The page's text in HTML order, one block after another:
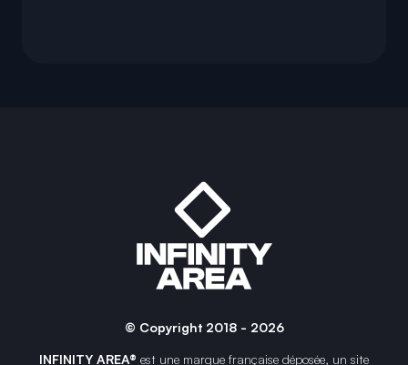
© Copyright 2018 - 2026
INFINITY AREA® est une marque française déposée, un site